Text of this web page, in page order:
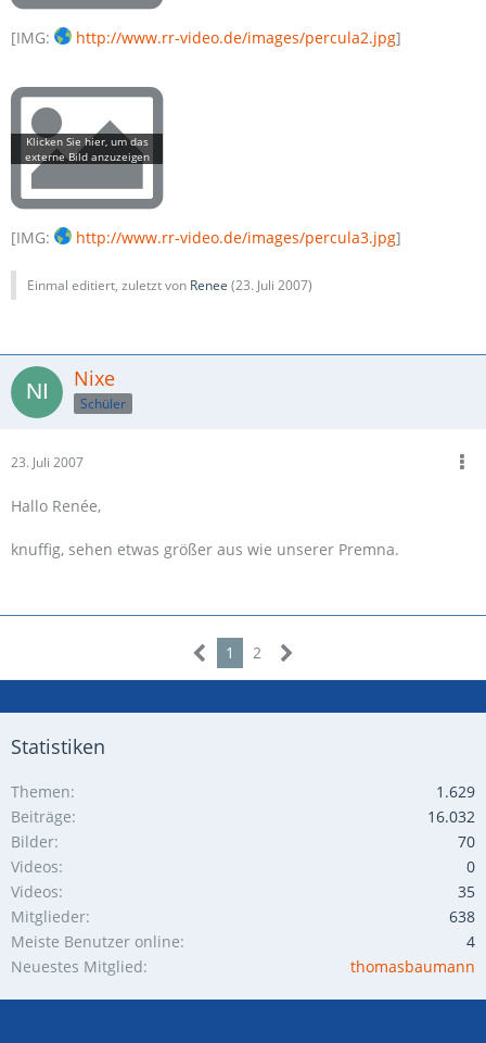
[IMG: http://www.rr-video.de/images/percula2.jpg]
[IMG: http://www.rr-video.de/images/percula3.jpg]
Einmal editiert, zuletzt von Renee (23. Juli 2007)
Nixe
Schüler
23. Juli 2007
Hallo Renée,
knuffig, sehen etwas größer aus wie unserer Premna.
1 2
Statistiken
Themen
1.629
Beiträge
16.032
Bilder
70
Videos
0
Videos
35
Mitglieder
638
Meiste Benutzer online
4
Neuestes Mitglied
thomasbaumann